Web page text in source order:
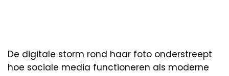
De digitale storm rond haar foto onderstreept
hoe sociale media functioneren als moderne